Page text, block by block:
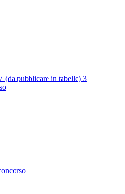
(da pubblicare in tabelle) 3